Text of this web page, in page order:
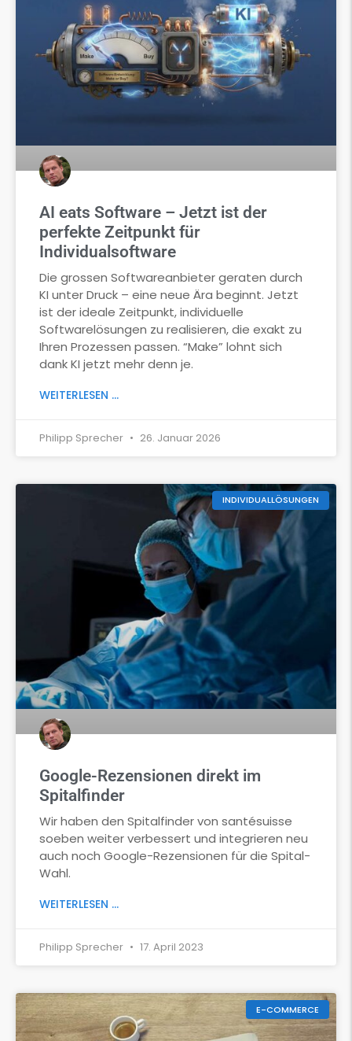
AI eats Software – Jetzt ist der
perfekte Zeitpunkt für
Individualsoftware
Die grossen Softwareanbieter geraten durch
KI unter Druck – eine neue Ära beginnt. Jetzt
ist der ideale Zeitpunkt, individuelle
Softwarelösungen zu realisieren, die exakt zu
Ihren Prozessen passen. “Make” lohnt sich
dank KI jetzt mehr denn je.
WEITERLESEN ...
Philipp Sprecher 26. Januar 2026
INDIVIDUALLÖSUNGEN
Google-Rezensionen direkt im
Spitalfinder
Wir haben den Spitalfinder von santésuisse
soeben weiter verbessert und integrieren neu
auch noch Google-Rezensionen für die Spital-
Wahl.
WEITERLESEN ...
Philipp Sprecher 17. April 2023
E-COMMERCE